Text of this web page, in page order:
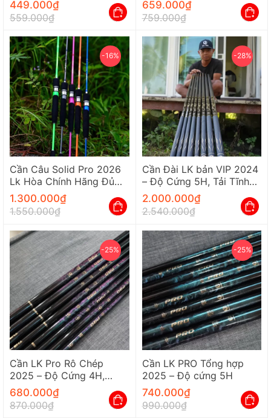
449.000₫
559.000₫
659.000₫
759.000₫
-16%
Cần Câu Solid Pro 2026
Lk Hòa Chính Hãng Đủ
Màu Cao Cấp
1.300.000₫
1.550.000₫
-28%
Cần Đài LK bản VIP 2024
– Độ Cứng 5H, Tải Tĩnh
7kg Chuyên Săn Hàng
2.000.000₫
2.540.000₫
-25%
Cần LK Pro Rô Chép
2025 – Độ Cứng 4H,
Chuyên Chép & Rô Phi
680.000₫
870.000₫
-25%
Cần LK PRO Tổng hợp
2025 – Độ cứng 5H
740.000₫
990.000₫